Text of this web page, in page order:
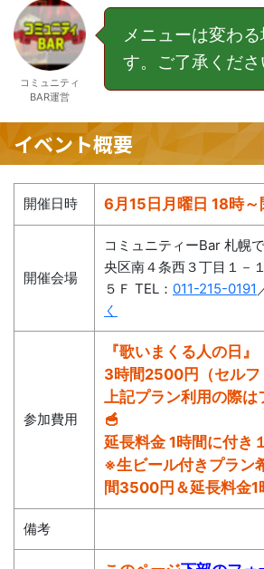
コミュニティ
BAR運営
メニューは変わ
す。ご了承くださ
イベント概要
開催日時 6月15日月曜日 18時～
開催会場
コミュニティーBar 札幌
央区南４条西３丁目１－
５Ｆ TEL： 011-215-0191
く
参加費用
『歌いまくる人の日』
3時間2500円（セルフ
上記プラン利用の際は
🥣
延長料金 1時間に付き
※生ビール付きプラン
間3500円＆延長料金1
備考